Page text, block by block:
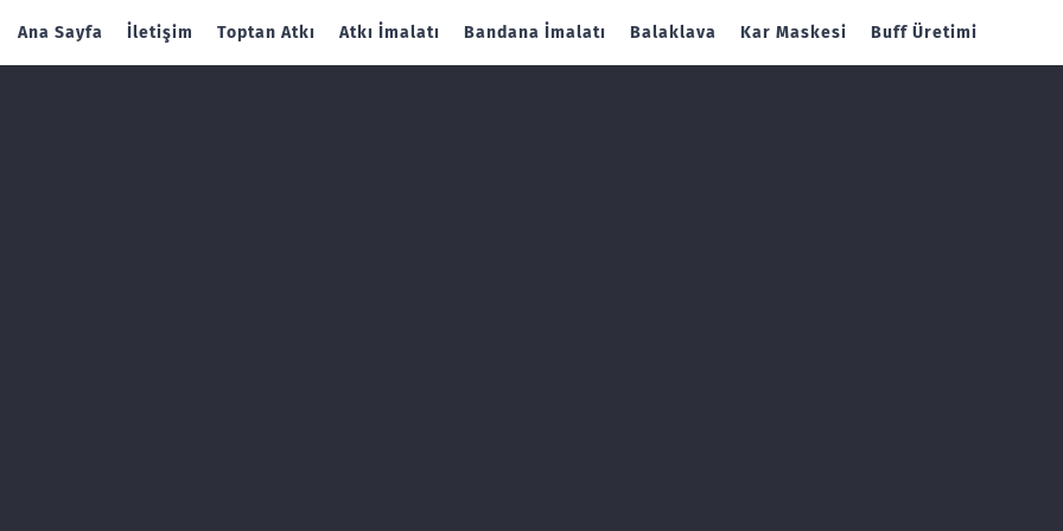
Ana Sayfa İletişim Toptan Atkı Atkı İmalatı Bandana İmalatı Balaklava Kar Maskesi Buff Üretimi